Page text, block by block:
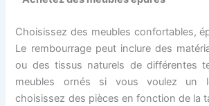
Choisissez des meubles confortables,
Le rembourrage peut inclure des
ou des tissus naturels de différentes
meubles ornés si vous voulez un
choisissez des pièces en fonction de la